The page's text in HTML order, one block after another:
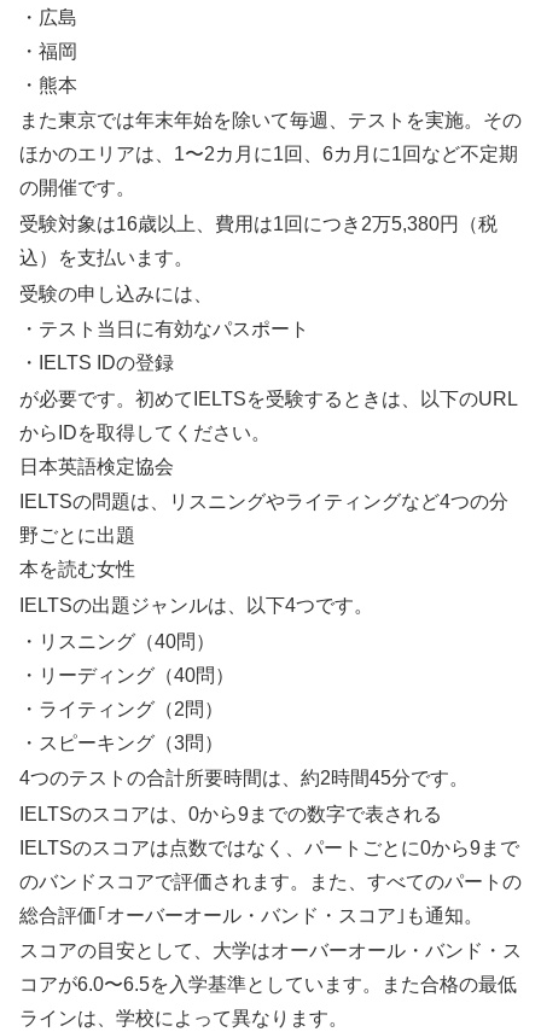
・広島
・福岡
・熊本
また東京では年末年始を除いて毎週、テストを実施。その
ほかのエリアは、1〜2カ月に1回、6カ月に1回など不定期
の開催です。
受験対象は16歳以上、費用は1回につき2万5,380円（税
込）を支払います。
受験の申し込みには、
・テスト当日に有効なパスポート
・IELTS IDの登録
が必要です。初めてIELTSを受験するときは、以下のURL
からIDを取得してください。
日本英語検定協会
IELTSの問題は、リスニングやライティングなど4つの分
野ごとに出題
本を読む女性
IELTSの出題ジャンルは、以下4つです。
・リスニング（40問）
・リーディング（40問）
・ライティング（2問）
・スピーキング（3問）
4つのテストの合計所要時間は、約2時間45分です。
IELTSのスコアは、0から9までの数字で表される
IELTSのスコアは点数ではなく、パートごとに0から9まで
のバンドスコアで評価されます。また、すべてのパートの
総合評価｢オーバーオール・バンド・スコア｣も通知。
スコアの目安として、大学はオーバーオール・バンド・ス
コアが6.0〜6.5を入学基準としています。また合格の最低
ラインは、学校によって異なります。